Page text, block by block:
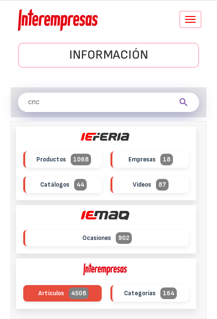
Conmutar
INFORMACIÓN
Productos 1068 Empresas 18
Catálogos 44 Vídeos 87
Ocasiones 902
Artículos 4508 Categorías 164